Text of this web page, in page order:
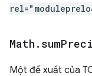
Math . sum
Một đề xuất của